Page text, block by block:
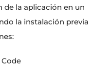
de la aplicación en un
la instalación previa